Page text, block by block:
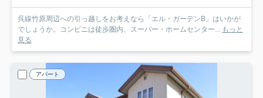
呉線竹原周辺への引っ越しをお考えなら「エル・ガーデンB」はいかが
でしょうか。コンビニは徒歩圏内、スーパー・ホームセンター... もっと
見る
アパート